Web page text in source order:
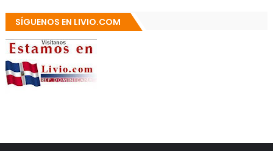
SÍGUENOS EN LIVIO.COM